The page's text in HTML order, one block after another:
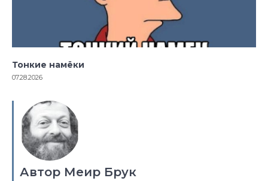
Тонкие намёки
07.28.2026
Автор Меир Брук